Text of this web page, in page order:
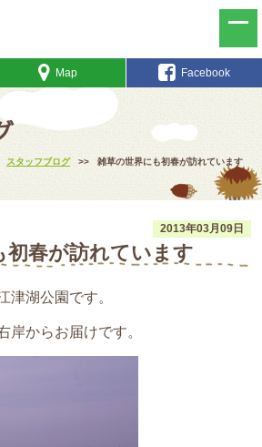
Map Facebook
スタッフブログ >> 雑草の世界にも初春が訪れています
2013年03月09日
初春が訪れています
津湖公園です。
岸からお届けです。